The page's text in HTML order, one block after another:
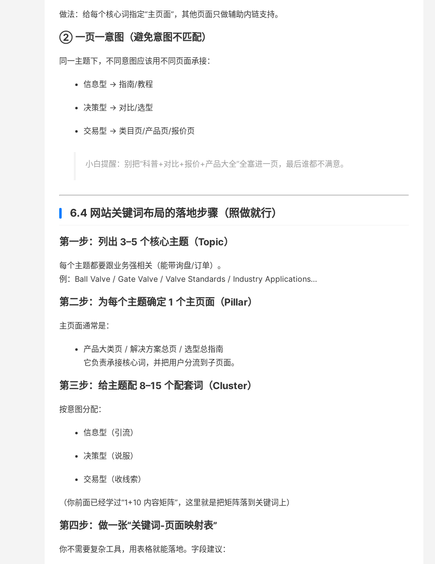
做法：给每个核心词指定“主页面”，其他页面只做辅助内链支持。
② 一页一意图（避免意图不匹配）
同一主题下，不同意图应该用不同页面承接：
信息型 → 指南/教程
决策型 → 对比/选型
交易型 → 类目页/产品页/报价页
小白提醒：别把“科普+对比+报价+产品大全”全塞进一页，最后谁都不满意。
6.4 网站关键词布局的落地步骤（照做就行）
第一步：列出 3–5 个核心主题（Topic）
每个主题都要跟业务强相关（能带询盘/订单）。
例：Ball Valve / Gate Valve / Valve Standards / Industry Applications…
第二步：为每个主题确定 1 个主页面（Pillar）
主页面通常是：
产品大类页 / 解决方案总页 / 选型总指南
它负责承接核心词，并把用户分流到子页面。
第三步：给主题配 8–15 个配套词（Cluster）
按意图分配：
信息型（引流）
决策型（说服）
交易型（收线索）
（你前面已经学过“1+10 内容矩阵”，这里就是把矩阵落到关键词上）
第四步：做一张“关键词-页面映射表”
你不需要复杂工具，用表格就能落地。字段建议：